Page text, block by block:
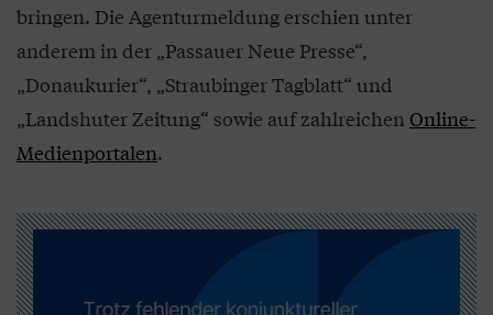
bringen. Die Agenturmeldung erschien unter
anderem in der „Passauer Neue Presse“,
„Donaukurier“, „Straubinger Tagblatt“ und
„Landshuter Zeitung“ sowie auf zahlreichen Online-
Medienportalen.